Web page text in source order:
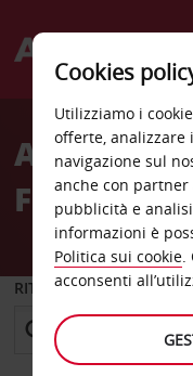
Welcome
Avis
RITIRO DA
Cookies
Utilizziamo i
offerte, analizzare
navigazione sul
anche con
pubblicità e
informazioni è
Politica sui cookie.
acconsenti